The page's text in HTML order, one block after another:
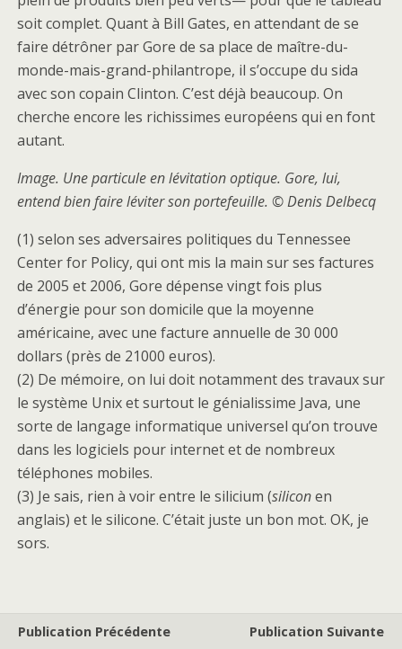
soit complet. Quant à Bill Gates, en attendant de se
faire détrôner par Gore de sa place de maître-du-
monde-mais-grand-philantrope, il s’occupe du sida
avec son copain Clinton. C’est déjà beaucoup. On
cherche encore les richissimes européens qui en font
autant.
Image. Une particule en lévitation optique. Gore, lui,
entend bien faire léviter son portefeuille. © Denis Delbecq
(1) selon ses adversaires politiques du Tennessee
Center for Policy, qui ont mis la main sur ses factures
de 2005 et 2006, Gore dépense vingt fois plus
d’énergie pour son domicile que la moyenne
américaine, avec une facture annuelle de 30 000
dollars (près de 21000 euros).
(2) De mémoire, on lui doit notamment des travaux sur
le système Unix et surtout le génialissime Java, une
sorte de langage informatique universel qu’on trouve
dans les logiciels pour internet et de nombreux
téléphones mobiles.
(3) Je sais, rien à voir entre le silicium (siliconen
anglais) et le silicone. C’était juste un bon mot. OK, je
sors.
Publication Précédente
Publication Suivante